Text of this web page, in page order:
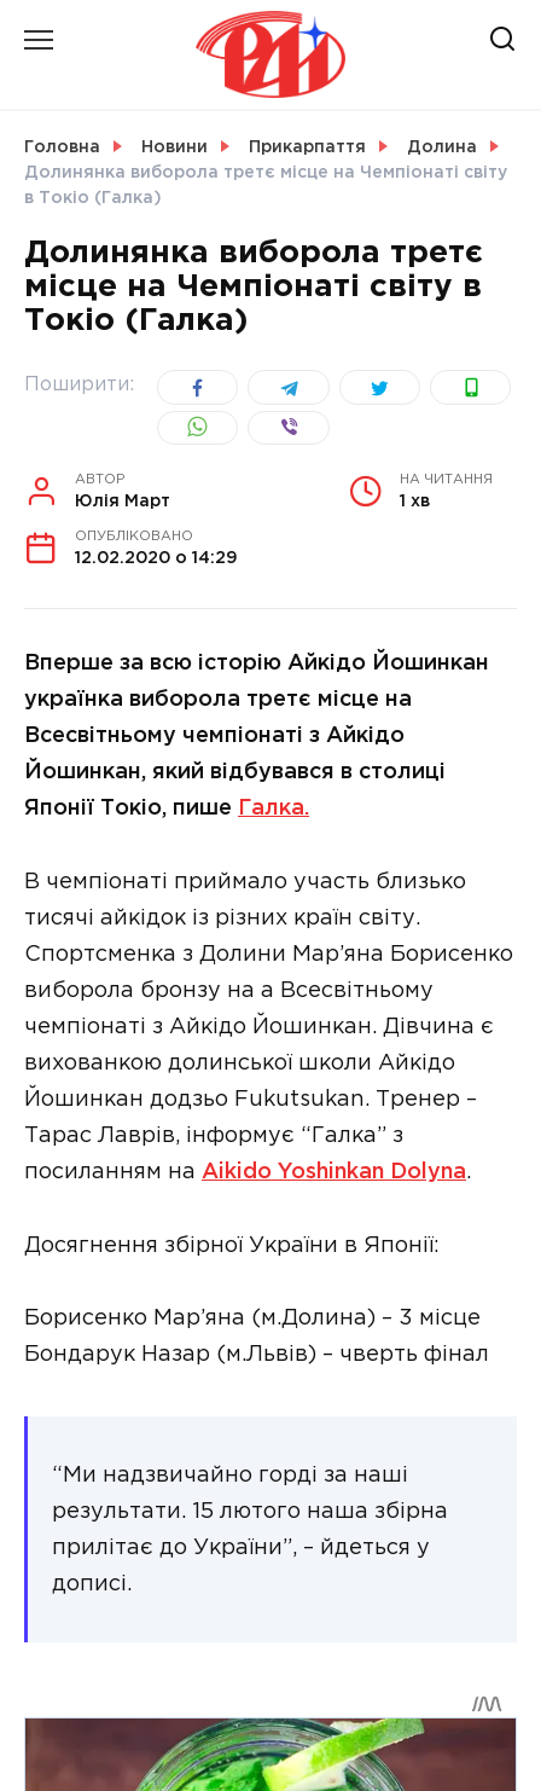
СВІТ
УКРАЇНА
Головна Новини Прикарпаття
Долина
Долинянка виборола третє місце на Чемпіонаті світу
в Токіо (Галка)
Долинянка виборола третє
місце на Чемпіонаті світу в
Токіо (Галка)
Поширити:
АВТОР
Юлія Март
НА ЧИТАННЯ
1 хв
ОПУБЛІКОВАНО
12.02.2020 о 14:29
Вперше за всю історію Айкідо Йошинкан
українка виборола третє місце на
Всесвітньому чемпіонаті з Айкідо
Йошинкан, який відбувався в столиці
Японії Токіо, пише
Галка.
В чемпіонаті приймало участь близько
тисячі айкідок із різних країн світу.
Спортсменка з Долини Мар’яна Борисенко
виборола бронзу на а Всесвітньому
чемпіонаті з Айкідо Йошинкан. Дівчина є
вихованкою долинської школи Айкідо
Йошинкан додзьо Fukutsukan. Тренер –
Тарас Лаврів, інформує “Галка” з
посиланням на Aikido Yoshinkan Dolyna.
Досягнення збірної України в Японії:
Борисенко Мар’яна (м.Долина) – 3 місце
Бондарук Назар (м.Львів) – чверть фінал
“Ми надзвичайно горді за наші
результати. 15 лютого наша збірна
прилітає до України”, – йдеться у
дописі.